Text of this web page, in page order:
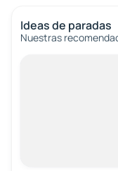
Ideas de paradas
Nuestras